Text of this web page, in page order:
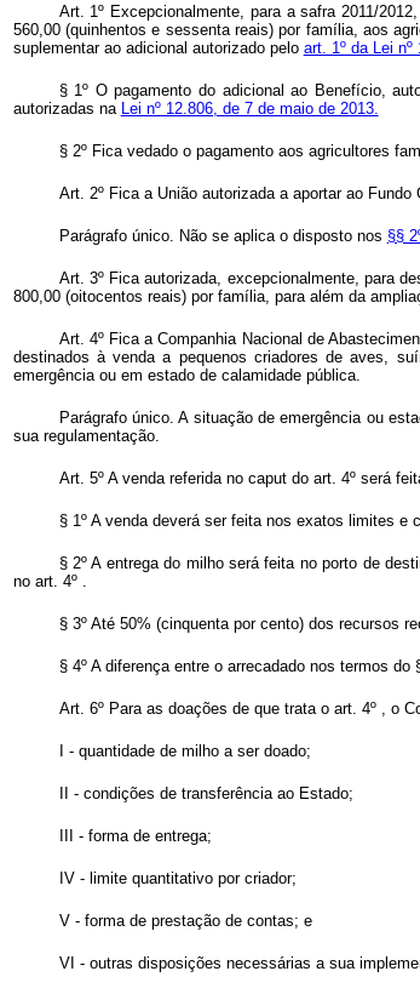
Art. 1º Excepcionalmente, para a safra 2011/
560,00 (quinhentos e sessenta reais) por família, aos
suplementar ao adicional autorizado pelo art. 1º da Lei nº
§ 1º O pagamento do adicional ao Benefício,
autorizadas na Lei nº 12.806, de 7 de maio de 2013.
§ 2º Fica vedado o pagamento aos agricultores
Art. 2º Fica a União autorizada a aportar ao
Parágrafo único. Não se aplica o disposto nos §§
Art. 3º Fica autorizada, excepcionalmente, para
800,00 (oitocentos reais) por família, para além da
Art. 4º Fica a Companhia Nacional de
destinados à venda a pequenos criadores de aves,
emergência ou em estado de calamidade pública.
Parágrafo único. A situação de emergência ou
sua regulamentação.
Art. 5º A venda referida no caput do art. 4º será
§ 1º A venda deverá ser feita nos exatos limites
§ 2º A entrega do milho será feita no porto de
no art. 4º .
§ 3º Até 50% (cinquenta por cento) dos recursos
§ 4º A diferença entre o arrecadado nos termos
Art. 6º Para as doações de que trata o art. 4º , o
I - quantidade de milho a ser doado;
II - condições de transferência ao Estado;
III - forma de entrega;
IV - limite quantitativo por criador;
V - forma de prestação de contas; e
VI - outras disposições necessárias a sua